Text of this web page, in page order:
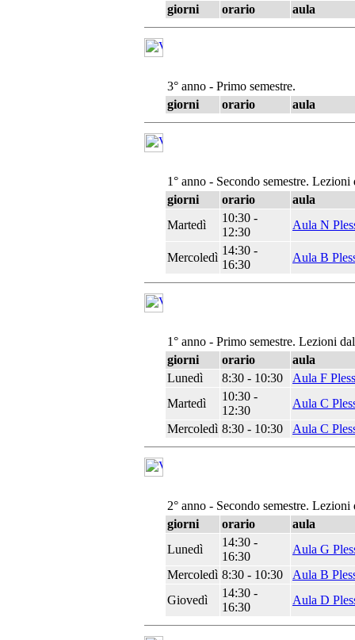
giorni
orario aula
3° anno - Primo semestre.
giorni
orario aula
1° anno - Secondo semestre.
giorni
orario
aula
Martedì
10:30 -
12:30
Aula N
Mercoledì
14:30 -
16:30
Aula B
1° anno - Primo semestre. Lezioni
giorni
orario
aula
Lunedì
8:30 - 10:30
Aula F
Martedì
10:30 -
12:30
Aula C
Mercoledì 8:30 - 10:30 Aula C
2° anno - Secondo semestre.
giorni
orario
aula
Lunedì
14:30 -
16:30
Aula G
Mercoledì 8:30 - 10:30
Aula B
Giovedì
14:30 -
16:30
Aula D